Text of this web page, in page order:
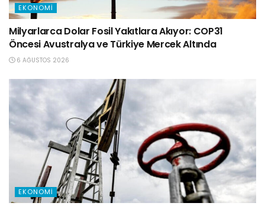
EKONOMI
Milyarlarca Dolar Fosil Yakıtlara Akıyor: COP31
Öncesi Avustralya ve Türkiye Mercek Altında
6 AĞUSTOS 2026
EKONOMI